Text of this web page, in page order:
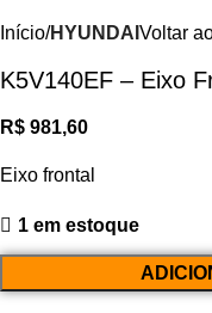
Início HYUNDAI Voltar
K5V140EF – Eixo
R$ 981,60
Eixo frontal
1 em estoque